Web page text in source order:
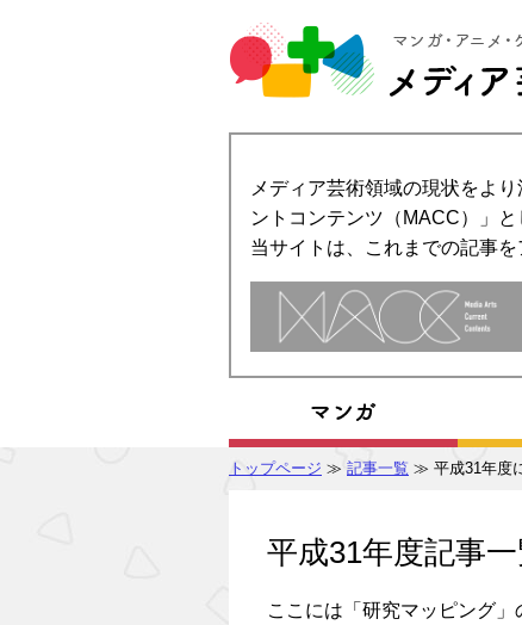
メディア芸術領域の現状をよ
ントコンテンツ（MACC）」
当サイトは、これまでの記事
トップページ ≫ 記事一覧 ≫ 平成31年度
平成31年度記事
ここには「研究マッピング